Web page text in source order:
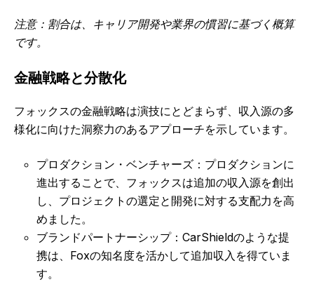
注意：割合は、キャリア開発や業界の慣習に基づく概算
です。
金融戦略と分散化
フォックスの金融戦略は演技にとどまらず、収入源の多
様化に向けた洞察力のあるアプローチを示しています。
プロダクション・ベンチャーズ：プロダクションに
進出することで、フォックスは追加の収入源を創出
し、プロジェクトの選定と開発に対する支配力を高
めました。
ブランドパートナーシップ：CarShieldのような提
携は、Foxの知名度を活かして追加収入を得ていま
す。